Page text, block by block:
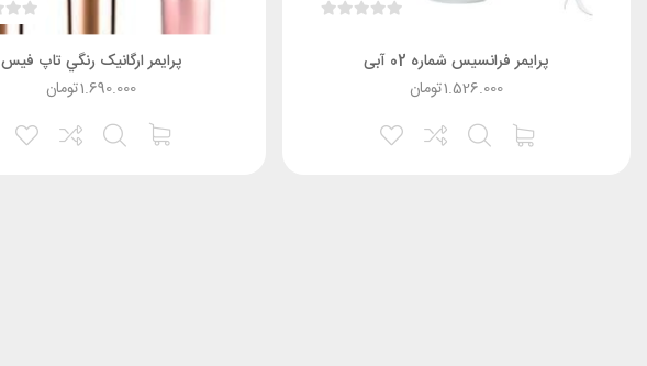
پرایمر فرانسیس شماره 02 آبی
تومان1.526.000
پرايمر ارگانيک رنگي تاپ فیس
تومان1.690.000